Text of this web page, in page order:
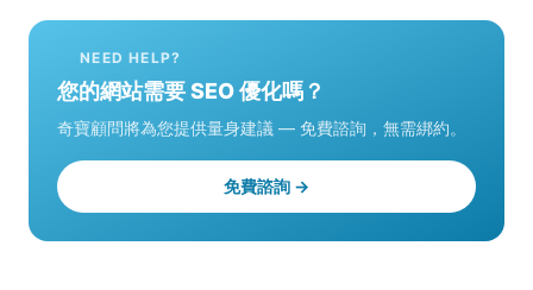
NEED HELP?
您的網站需要 SEO 優化嗎？
奇寶顧問將為您提供量身建議 — 免費諮詢，無需綁約。
免費諮詢 →